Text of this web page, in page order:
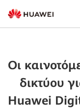
Οι
δικτύου
Huawei